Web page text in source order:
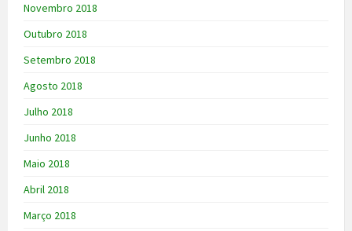
Novembro 2018
Outubro 2018
Setembro 2018
Agosto 2018
Julho 2018
Junho 2018
Maio 2018
Abril 2018
Março 2018